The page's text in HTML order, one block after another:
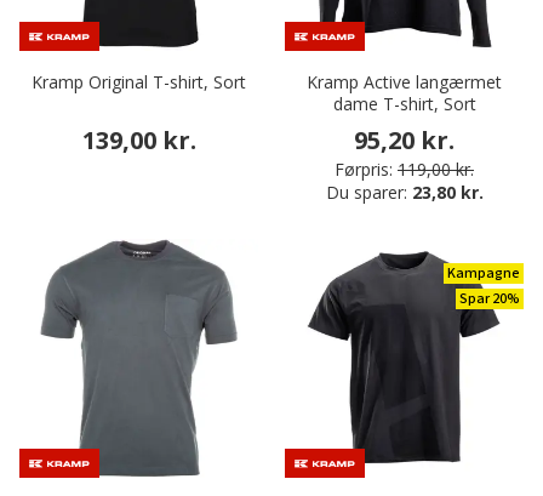
Kramp Original T-shirt, Sort
139,00 kr.
Kramp Active langærmet
dame T-shirt, Sort
95,20 kr.
Førpris: 119,00 kr.
Du sparer: 23,80 kr.
Kampagne
Spar 20%